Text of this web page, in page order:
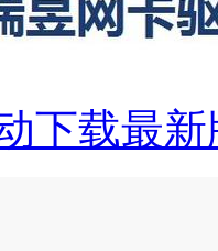
下载最